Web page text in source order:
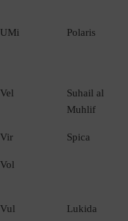
UMi Polaris
Vel
Suhail al
Muhlif
Vir Spica
Vol
Vul
Lukida